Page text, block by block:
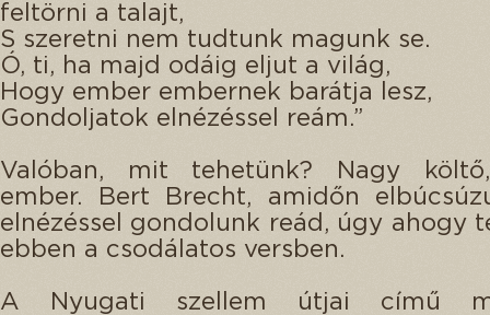
feltörni a talajt,
S szeretni nem tudtunk magunk se.
Ó, ti, ha majd odáig eljut a világ,
Hogy ember embernek barátja lesz,
Gondoljatok elnézéssel reám.”
Valóban, mit tehetünk? Nagy
ember. Bert Brecht, amidőn
elnézéssel gondolunk reád, úgy ahogy
ebben a csodálatos versben.
A Nyugati szellem útjai című